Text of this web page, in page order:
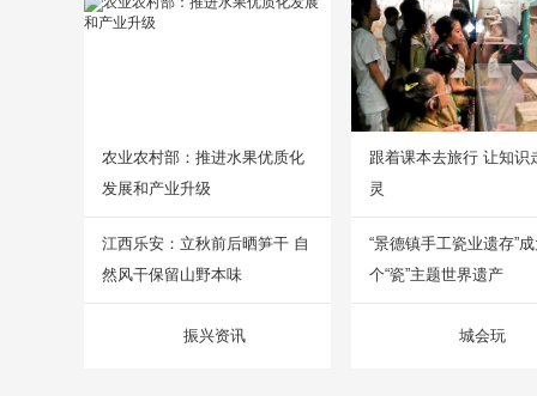
农业农村部：推进水果优质化
发展和产业升级
江西乐安：立秋前后晒笋干 自
然风干保留山野本味
振兴资讯
跟着课本去旅行 让知识
灵
“景德镇手工瓷业遗存”
个“瓷”主题世界遗产
城会玩